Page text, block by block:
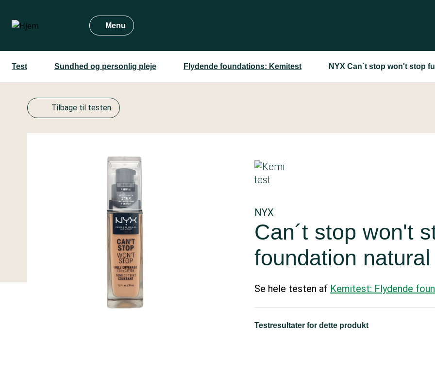
hovedindhold
Menu
Test Sundhed og personlig pleje Flydende foundations: Kemitest NYX Can´t stop won't stop
Tilbage til testen
NYX
Can´t stop won't
foundation natural
Se hele testen af Kemitest: Flydende
Testresultater for dette produkt